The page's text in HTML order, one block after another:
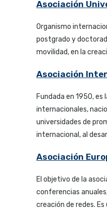
Asociación
Organismo
postgrado y
movilidad, en la
Asociación
Fundada en 1950,
internacionales,
universidades de
internacional, al
Asociación
El objetivo de la
conferencias
creación de redes.